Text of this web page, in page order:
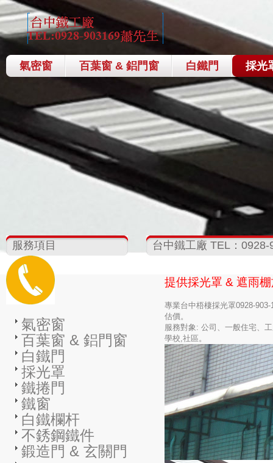
氣密窗 百葉窗 & 鋁門窗 白鐵門 採光
服務項目
氣密窗
百葉窗 & 鋁門窗
白鐵門
採光罩
鐵捲門
鐵窗
白鐵欄杆
不銹鋼鐵件
鍛造門 & 玄關門
台中鐵工廠 TEL：
提供採光罩 & 遮雨
專業台中梧棲採光罩0928-
估價。
服務對象: 公司、一般住宅、
學校,社區。